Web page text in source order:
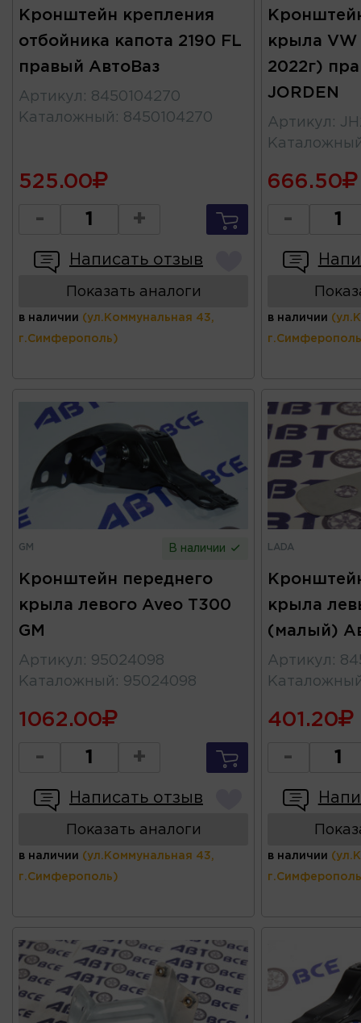
Кронштейн крепления
отбойника капота 2190 FL
правый АвтоВаз
Артикул : 8450104270
Каталожный : 8450104270
525.00
- +
Написать отзыв
Показать аналоги
в наличии (ул.Коммунальная 43,
г.Симферополь)
крыла VW
2022г)
JORDEN
Артикул :
666.50
-
в наличии
GM В наличии
Кронштейн переднего
крыла левого Aveo T300
GM
Артикул : 95024098
Каталожный : 95024098
1062.00
- +
Написать отзыв
Показать аналоги
в наличии (ул.Коммунальная 43,
г.Симферополь)
LADA
крыла
(малый)
Артикул :
401.20
-
в наличии